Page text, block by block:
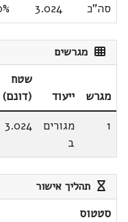
סה"כ 3.024
מגרשים
מגרש ייעוד
שטח
(דונם)
1
מגורים
ב
3.024
תהליך אישור
סטטוס